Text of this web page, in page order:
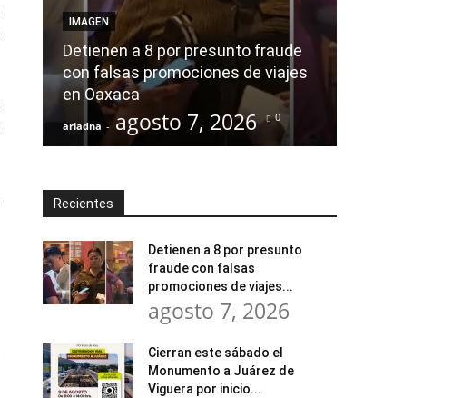
IMAGEN
Detienen a 8 por presunto fraude
con falsas promociones de viajes
en Oaxaca
ariadna - agosto 7, 2026 0
Recientes
Detienen a 8 por presunto
fraude con falsas
promociones de viajes...
agosto 7, 2026
Cierran este sábado el
Monumento a Juárez de
Viguera por inicio...